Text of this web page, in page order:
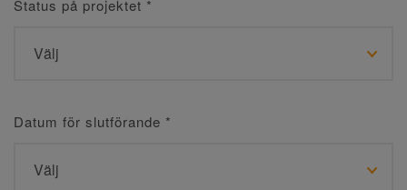
Status på projektet *
Datum för slutförande *